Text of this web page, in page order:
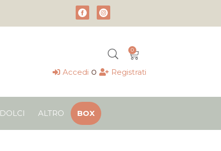
0
Carrello
Accedi o Registrati
DOLCI ALTRO BOX